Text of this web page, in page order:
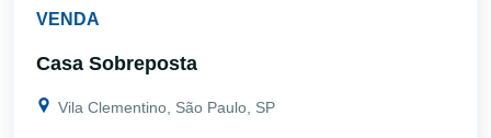
VENDA
Casa Sobreposta
Vila Clementino, São Paulo, SP